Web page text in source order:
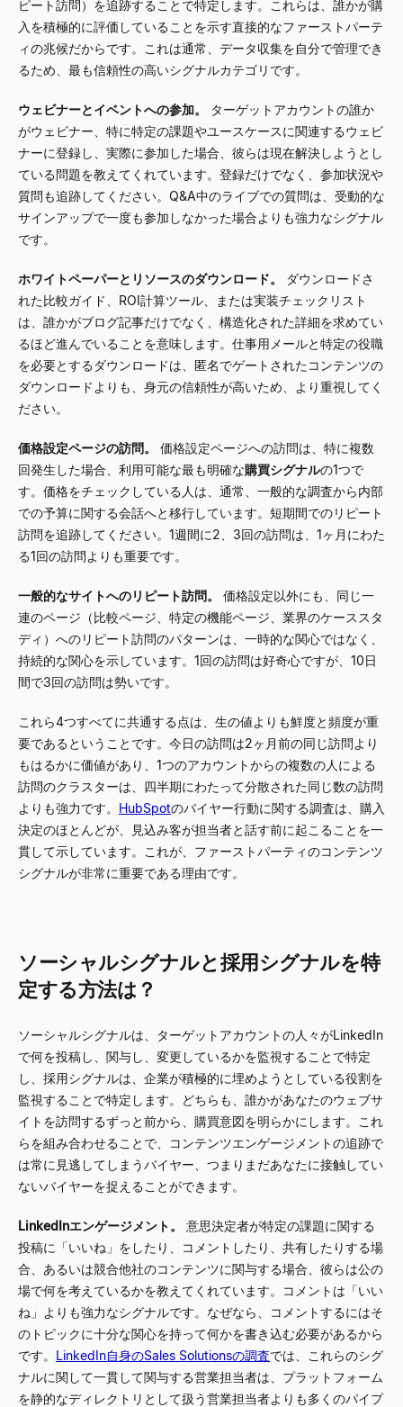
ピート訪問）を追跡することで特定します。これらは、誰かが購
入を積極的に評価していることを示す直接的なファーストパーテ
ィの兆候だからです。これは通常、データ収集を自分で管理でき
るため、最も信頼性の高いシグナルカテゴリです。
ウェビナーとイベントへの参加。
ターゲットアカウントの誰か
がウェビナー、特に特定の課題やユースケースに関連するウェビ
ナーに登録し、実際に参加した場合、彼らは現在解決しようとし
ている問題を教えてくれています。登録だけでなく、参加状況や
質問も追跡してください。Q&A中のライブでの質問は、受動的な
サインアップで一度も参加しなかった場合よりも強力なシグナル
です。
ホワイトペーパーとリソースのダウンロード。
ダウンロードさ
れた比較ガイド、ROI計算ツール、または実装チェックリスト
は、誰かがブログ記事だけでなく、構造化された詳細を求めてい
るほど進んでいることを意味します。仕事用メールと特定の役職
を必要とするダウンロードは、匿名でゲートされたコンテンツの
ダウンロードよりも、身元の信頼性が高いため、より重視してく
ださい。
価格設定ページの訪問。
価格設定ページへの訪問は、特に複数
回発生した場合、利用可能な最も明確な購買シグナルの1つで
す。価格をチェックしている人は、通常、一般的な調査から内部
での予算に関する会話へと移行しています。短期間でのリピート
訪問を追跡してください。1週間に2、3回の訪問は、1ヶ月にわた
る1回の訪問よりも重要です。
一般的なサイトへのリピート訪問。
価格設定以外にも、同じ一
連のページ（比較ページ、特定の機能ページ、業界のケーススタ
ディ）へのリピート訪問のパターンは、一時的な関心ではなく、
持続的な関心を示しています。1回の訪問は好奇心ですが、10日
間で3回の訪問は勢いです。
これら4つすべてに共通する点は、生の値よりも鮮度と頻度が重
要であるということです。今日の訪問は2ヶ月前の同じ訪問より
もはるかに価値があり、1つのアカウントからの複数の人による
訪問のクラスターは、四半期にわたって分散された同じ数の訪問
よりも強力です。 HubSpotのバイヤー行動に関する調査は、購入
決定のほとんどが、見込み客が担当者と話す前に起こることを一
貫して示しています。これが、ファーストパーティのコンテンツ
シグナルが非常に重要である理由です。
ソーシャルシグナルと採用シグナルを特
定する方法は？
ソーシャルシグナルは、ターゲットアカウントの人々がLinkedIn
で何を投稿し、関与し、変更しているかを監視することで特定
し、採用シグナルは、企業が積極的に埋めようとしている役割を
監視することで特定します。どちらも、誰かがあなたのウェブサ
イトを訪問するずっと前から、購買意図を明らかにします。これ
らを組み合わせることで、コンテンツエンゲージメントの追跡で
は常に見逃してしまうバイヤー、つまりまだあなたに接触してい
ないバイヤーを捉えることができます。
LinkedInエンゲージメント。
意思決定者が特定の課題に関する
投稿に「いいね」をしたり、コメントしたり、共有したりする場
合、あるいは競合他社のコンテンツに関与する場合、彼らは公の
場で何を考えているかを教えてくれています。コメントは「いい
ね」よりも強力なシグナルです。なぜなら、コメントするにはそ
のトピックに十分な関心を持って何かを書き込む必要があるから
です。 LinkedIn自身のSales Solutionsの調査では、これらのシグ
ナルに関して一貫して関与する営業担当者は、プラットフォーム
を静的なディレクトリとして扱う営業担当者よりも多くのパイプ